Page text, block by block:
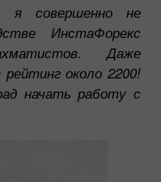
я совершенно не
ИнстаФорекс
Даже
около 2200!
начать работу с